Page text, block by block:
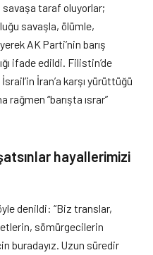
savaşa taraf oluyorlar;
savaşla, ölümle,
AK Parti’nin barış
ifade edildi. Filistin’de
İran’a karşı yürüttüğü
rağmen “barışta ısrar”
hayallerimizi
denildi: “Biz translar,
sömürgecilerin
buradayız. Uzun süredir